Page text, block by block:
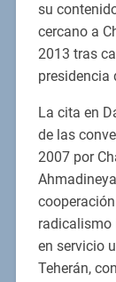
su
cercano a
2013 tras
presidencia
La cita en
de las
2007 por
radicalismo
en servicio
Teherán,